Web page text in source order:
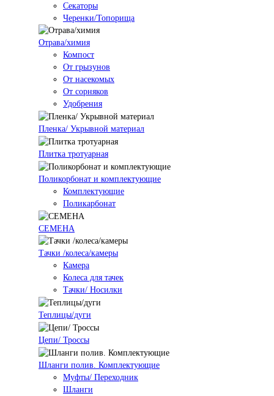
Секаторы
Черенки/Топорища
Отрава/химия
Компост
От грызунов
От насекомых
От сорняков
Удобрения
Пленка/ Укрывной материал
Плитка тротуарная
Поликорбонат и комплектующие
Комплектующие
Поликарбонат
СЕМЕНА
Тачки /колеса/камеры
Камера
Колеса для тачек
Тачки/ Носилки
Теплицы/дуги
Цепи/ Троссы
Шланги полив. Комплектующие
Муфты/ Переходник
Шланги